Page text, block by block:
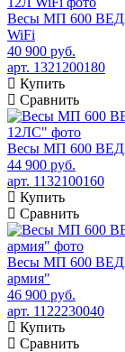
Весы МП 600
WiFi
40 900 руб.
арт. 1321200180
Купить
Сравнить
Весы МП 600
44 900 руб.
арт. 1132100160
Купить
Сравнить
Весы МП 600
армия"
46 900 руб.
арт. 1122230040
Купить
Сравнить